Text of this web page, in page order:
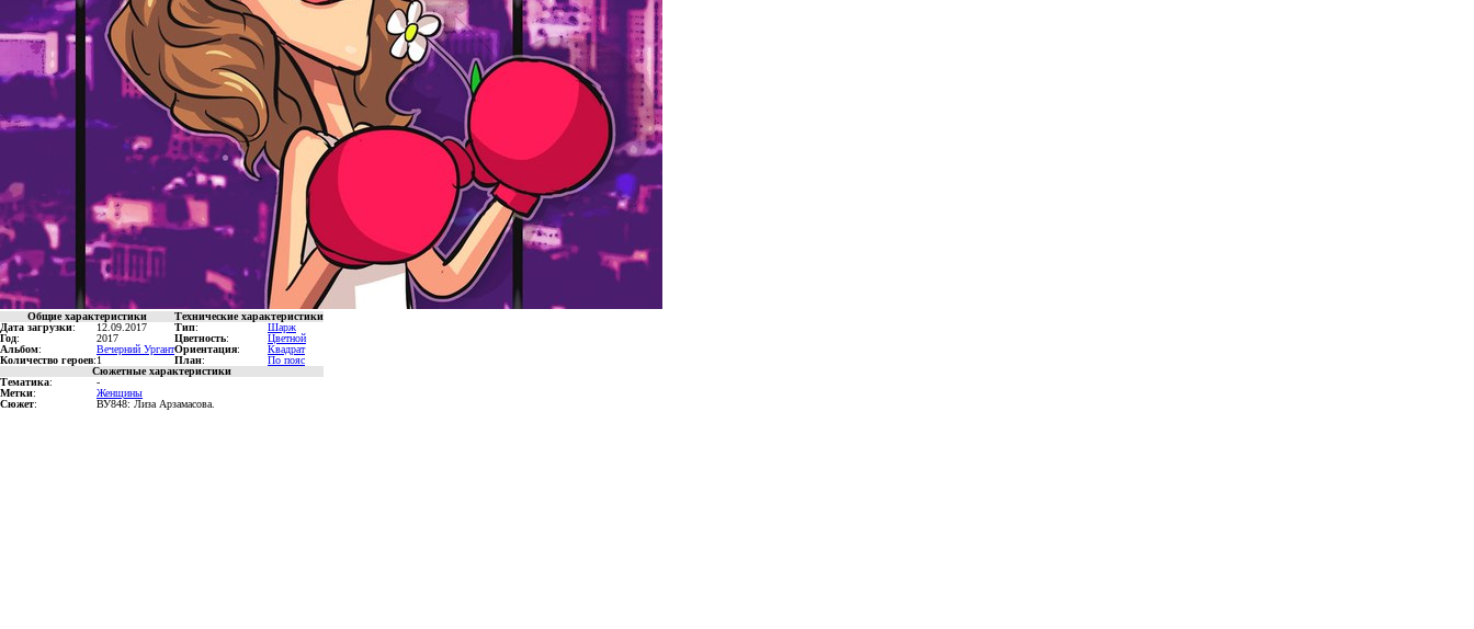
Общие характеристики
Технические характеристики
Дата загрузки: 12.09.2017 Тип:
Шарж
Год: 2017 Цветность:
Цветной
Альбом: Вечерний УргантОриентация:
Квадрат
Количество героев:1 План:
По пояс
Сюжетные характеристики
Тематика:
-
Метки:
Женщины
Сюжет: ВУ848: Лиза Арзамасова.